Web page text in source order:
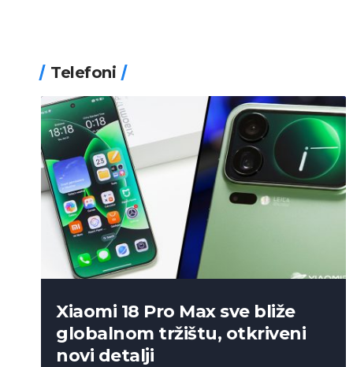
Telefoni
Xiaomi 18 Pro Max sve bliže
globalnom tržištu, otkriveni
novi detalji